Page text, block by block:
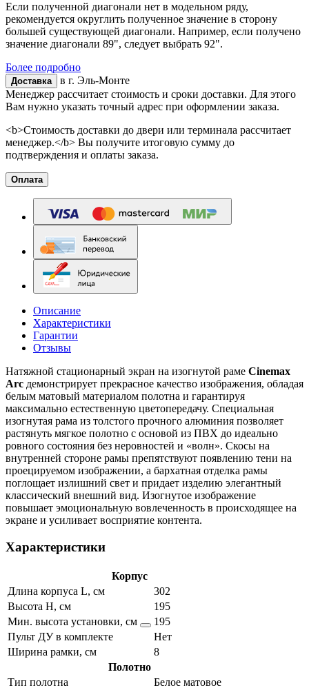
Если полученной диагонали нет в модельном ряду,
рекомендуется округлить полученное значение в сторону
большей существующей диагонали. Например, если получено
значение диагонали 89", следует выбрать 92".
Более подробно
Доставка в г. Эль-Монте
Менеджер рассчитает стоимость и сроки доставки. Для этого
Вам нужно указать точный адрес при оформлении заказа.
<b>Стоимость доставки до двери или терминала рассчитает
менеджер.</b> Вы получите итоговую сумму до
подтверждения и оплаты заказа.
Оплата
Описание
Характеристики
Гарантии
Отзывы
Натяжной стационарный экран на изогнутой раме Cinemax
Arc демонстрирует прекрасное качество изображения, обладая
белым матовый материалом полотна и гарантируя
максимально естественную цветопередачу. Специальная
изогнутая рама из толстого прочного алюминия позволяет
растянуть мягкое полотно с основой из ПВХ до идеально
ровного состояния без неровностей и «волн». Скосы на
внутренней стороне рамы препятствуют появлению тени на
проецируемом изображении, а бархатная отделка рамы
поглощает излишний свет и придает изделию элегантный
классический внешний вид. Изогнутое изображение
повышает эмоциональную вовлеченность в происходящее на
экране и усиливает восприятие контента.
Характеристики
Корпус
Длина корпуса L, см
302
Высота H, см
195
Мин. высота установки, см
195
Пульт ДУ в комплекте
Нет
Ширина рамки, см
8
Полотно
Тип полотна
Белое матовое